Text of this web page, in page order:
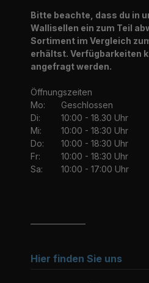
Bitte beachte, dass du in
Wallisellen ein zum Teil
Sortiment im Vergleich
erhältst. Verfügbarkeiten
angefragt werden.
Öffnungszeiten
Mo:
Geschlossen
Di:
10:00 - 18.30 Uhr
Mi:
10:00 - 18:30 Uhr
Do:
10:00 - 18:30 Uhr
Fr:
10:00 - 18:30 Uhr
Sa:
10:00 - 17:00 Uhr
Hier finden Sie uns